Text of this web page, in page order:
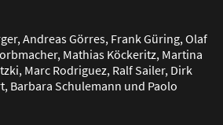
Andreas Görres, Frank Güring, Olaf
Mathias Köckeritz, Martina
Marc Rodriguez, Ralf Sailer, Dirk
Barbara Schulemann und Paolo